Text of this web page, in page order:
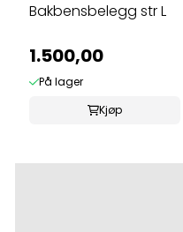
Bakbensbelegg str L
1.500,00
På lager
Kjøp